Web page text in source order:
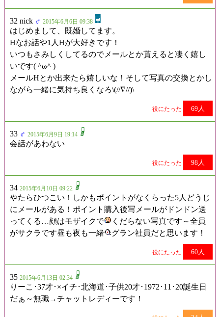
32 nick ♂ 2015年6月6日 09:38
はじめまして、既婚してます。
Hなお話や1人Hが大好きです！
いつもさみしくしてるのでメールとか貰えると凄く嬉し
いです( ^ω^ )
メールHとか出来たら嬉しいな！そして写真の交換とかし
ながら一緒に気持ち良くなろ\(//∇//)\
役にたった 69人
33 ♂ 2015年6月9日 19:14
会話があわない
役にたった 98人
34 2015年6月10日 09:22
やたらひつこい！しかもポイントがなくらった5人どうじ
にメールがある！ポイント購入後写メールがドンドン送
ってくる…顔はモザイクで
くだらない写真です～全員
がサクラです昼も夜も一緒
グラン社員だと思います！
役にたった 60人
35 2015年6月13日 02:34
りーこ･37才･×イチ･北海道･子供20才･1972･11･20誕生日
だぁ～無職→チャットレディーです！